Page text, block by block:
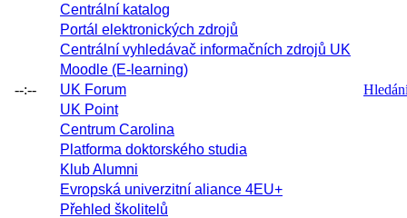
--:--
Centrální katalog
Portál elektronických zdrojů
Centrální vyhledávač informačních zdrojů UK
Moodle (E-learning)
UK Forum
UK Point
Centrum Carolina
Platforma doktorského studia
Klub Alumni
Evropská univerzitní aliance 4EU+
Přehled školitelů